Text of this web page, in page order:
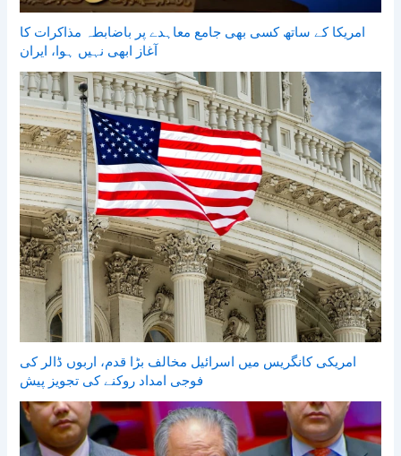
امریکا کے ساتھ کسی بھی جامع معاہدے پر باضابطہ مذاکرات کا
آغاز ابھی نہیں ہوا، ایران
امریکی کانگریس میں اسرائیل مخالف بڑا قدم، اربوں ڈالر کی
فوجی امداد روکنے کی تجویز پیش